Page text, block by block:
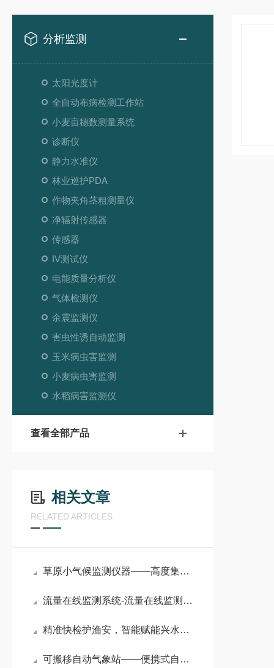
分析监测
太阳光度计
全自动布病检测工作站
小麦亩穗数测量系统
诊断仪
静力水准仪
林业巡护PDA
作物夹角茎粗测量仪
净辐射传感器
传感器
IV测试仪
电能质量分析仪
气体检测仪
余震监测仪
害虫性诱自动监测
玉米病虫害监测
小麦病虫害监测
水稻病害监测仪
查看全部产品
相关文章
RELATED ARTICLES
草原小气候监测仪器——高度集成低功耗的农田气象站#2024全+境+派+送
流量在线监测系统-流量在线监测仪2025已更新‍厂家全+境+派+送解决方案
精准快检护渔安，智能赋能兴水产——水产病害检测仪的养殖革新
可搬移自动气象站——便携式自动气象观测仪：气象监测的 “移动精灵”